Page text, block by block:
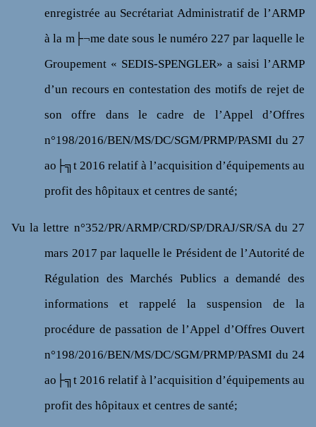
enregistrée au Secrétariat Administratif de l’ARMP
à la m├¬me date sous le numéro 227 par laquelle le
Groupement « SEDIS-SPENGLER» a saisi l’ARMP
d’un recours en contestation des motifs de rejet de
son offre dans le cadre de l’Appel d’Offres
n°198/2016/BEN/MS/DC/SGM/PRMP/PASMI du 27
ao├╗t 2016 relatif à l’acquisition d’équipements au
profit des hôpitaux et centres de santé;
Vula lettre n°352/PR/ARMP/CRD/SP/DRAJ/SR/SA du 27
mars 2017 par laquelle le Président de l’Autorité de
Régulation des Marchés Publics a demandé des
informations et rappelé la suspension de la
procédure de passation de l’Appel d’Offres Ouvert
n°198/2016/BEN/MS/DC/SGM/PRMP/PASMI du 24
ao├╗t 2016 relatif à l’acquisition d’équipements au
profit des hôpitaux et centres de santé;